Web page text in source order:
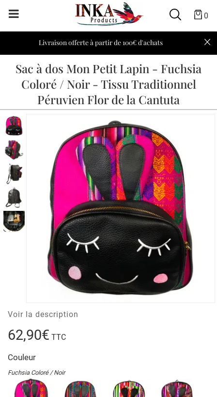
0
Livraison offerte à partir de 100€ d'achats
Sac à dos Mon Petit Lapin - Fuchsia
Coloré / Noir - Tissu Traditionnel
Péruvien Flor de la Cantuta
Voir la description
62,90€ TTC
Couleur
Fuchsia Coloré / Noir